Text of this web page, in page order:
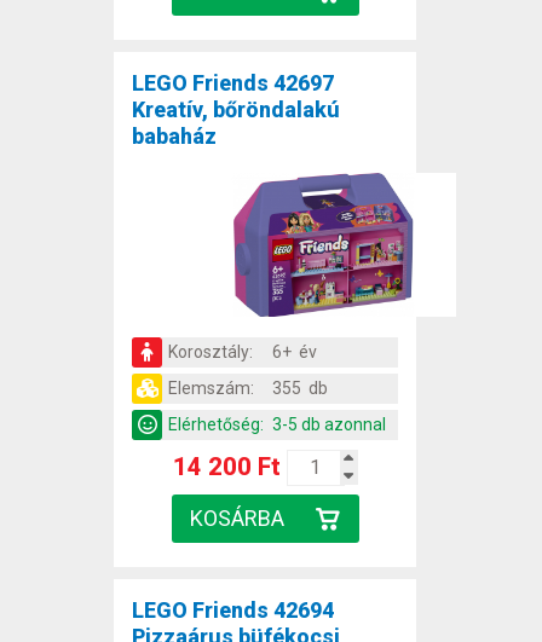
LEGO Friends 42697
Kreatív, bőröndalakú
babaház
Korosztály:
6+ év
Elemszám:
355 db
Elérhetőség: 3-5 db azonnal
14 200 Ft
LEGO Friends 42694
Pizzaárus büfékocsi